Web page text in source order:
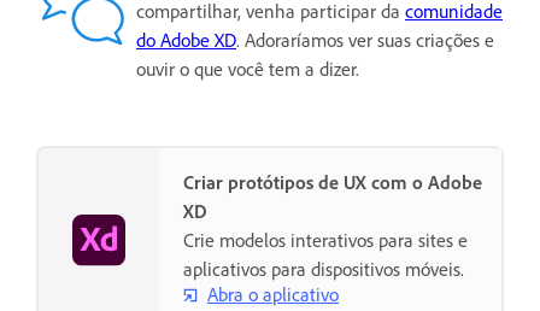
compartilhar, venha participar da comunidade
do Adobe XD. Adoraríamos ver suas criações e
ouvir o que você tem a dizer.
Criar protótipos de UX com o Adobe
XD
Crie modelos interativos para sites e
aplicativos para dispositivos móveis.
Abra o aplicativo